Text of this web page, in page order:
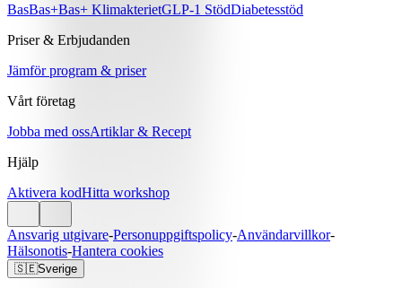
BasBas+Bas+ KlimakterietGLP-1 StödDiabetesstöd
Priser & Erbjudanden
Jämför program & priser
Vårt företag
Jobba med ossArtiklar & Recept
Hjälp
Aktivera kodHitta workshop
Ansvarig utgivare-Personuppgiftspolicy-Användarvillkor-
Hälsonotis-Hantera cookies
🇸🇪Sverige